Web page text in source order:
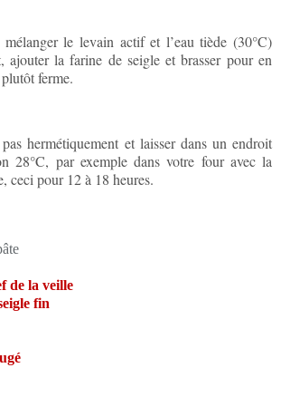
le levain actif et l’eau tiède (30°C)
ajouter la farine de seigle et brasser pour en
ferme.
hermétiquement et laisser dans un endroit
28°C, par exemple dans votre four avec la
ceci pour 12 à 18 heures.
de la veille
fin